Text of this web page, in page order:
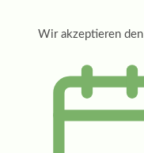
Wir akzeptieren den